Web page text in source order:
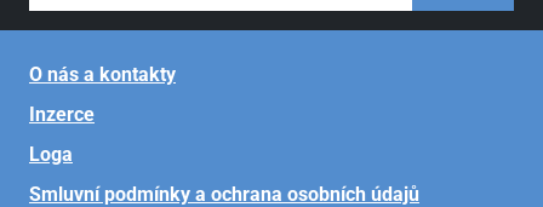
O nás a kontakty
Inzerce
Loga
Smluvní podmínky a ochrana osobních údajů